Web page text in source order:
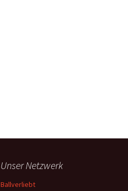
Unser Netzwerk
Ballverliebt